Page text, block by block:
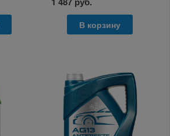
В корзину